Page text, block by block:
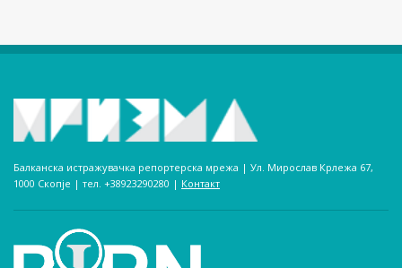
Балканска истражувачка репортерска мрежа | Ул. Мирослав Крлежа 67,
1000 Скопје | тел. +38923290280­ | Контакт